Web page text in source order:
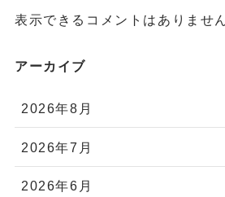
表示できるコメントはありません
アーカイブ
2026年8月
2026年7月
2026年6月